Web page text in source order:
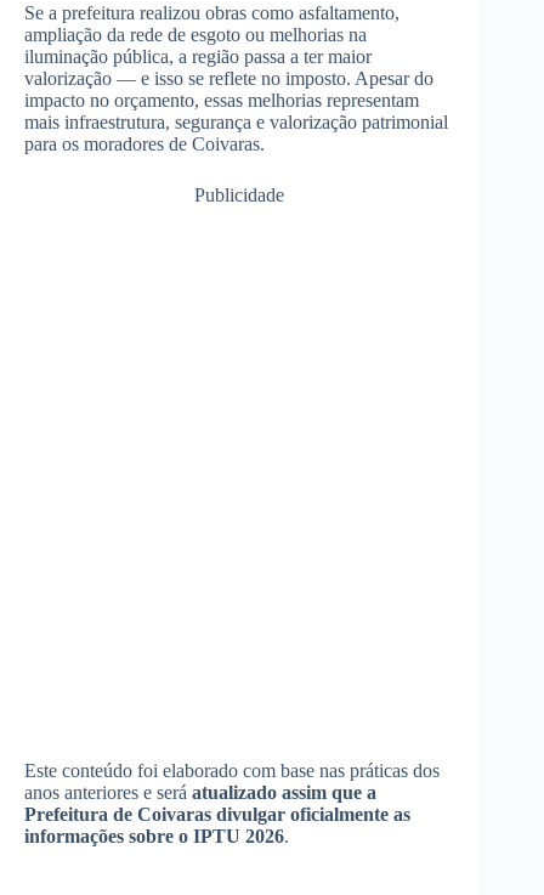
Se a prefeitura realizou obras como asfaltamento,
ampliação da rede de esgoto ou melhorias na
iluminação pública, a região passa a ter maior
valorização — e isso se reflete no imposto. Apesar do
impacto no orçamento, essas melhorias representam
mais infraestrutura, segurança e valorização patrimonial
para os moradores de Coivaras.
Publicidade
Este conteúdo foi elaborado com base nas práticas dos
anos anteriores e será atualizado assim que a
Prefeitura de Coivaras divulgar oficialmente as
informações sobre o IPTU 2026.